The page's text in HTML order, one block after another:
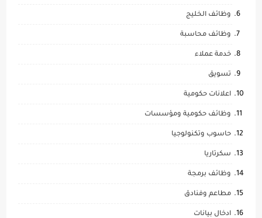
وظائف الخليج
وظائف محاسبة
خدمة عملاء
تسويق
اعلانات حكومية
وظائف حكومية ومؤسسات
حاسوب وتكنولوجيا
سكرتاريا
وظائف برمجة
مطاعم وفنادق
ادخال بيانات